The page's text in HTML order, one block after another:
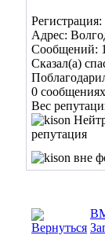
Адрес:
Сообщений: 1
Сказал(а)
0 сообщениях
Вес